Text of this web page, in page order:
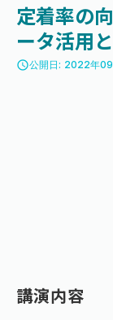
定着率の
ータ活用
access_time公開日: 2022年
講演内容